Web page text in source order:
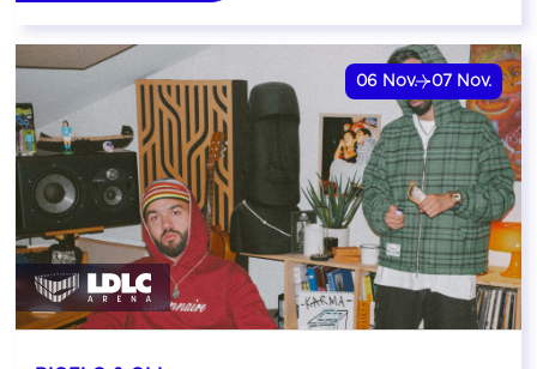
06 Nov. 07 Nov.